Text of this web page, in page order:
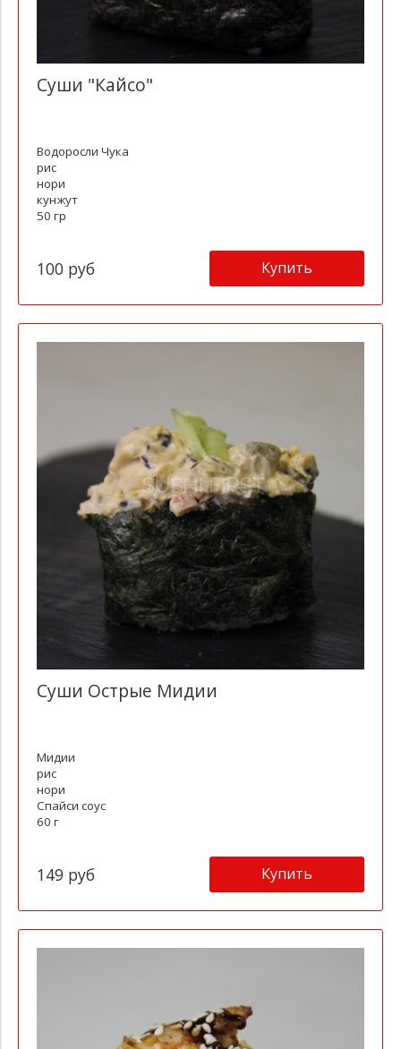
Суши "Кайсо"
Водоросли Чука
рис
нори
кунжут
50 гр
100 руб Купить
Суши Острые Мидии
Мидии
рис
нори
Спайси соус
60 г
149 руб Купить